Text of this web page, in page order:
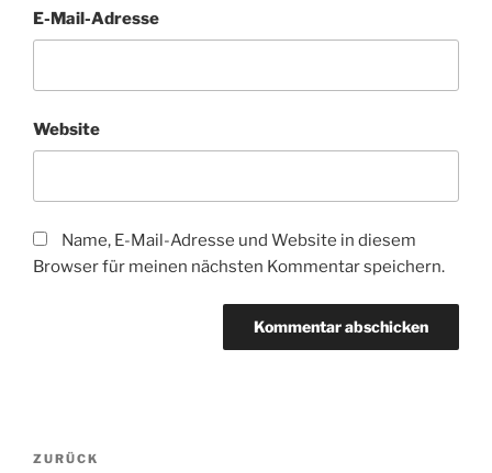
E-Mail-Adresse
Website
Name, E-Mail-Adresse und Website in diesem
Browser für meinen nächsten Kommentar speichern.
Beitragsnavigation
Vorheriger
ZURÜCK